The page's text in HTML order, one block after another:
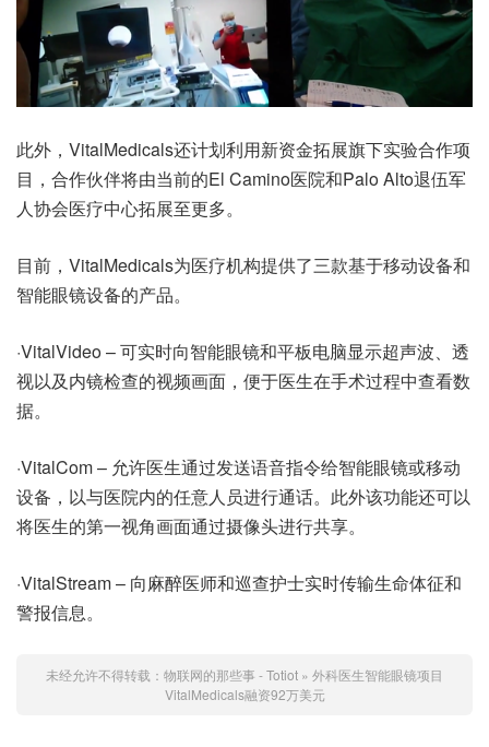
此外，VitalMedicals还计划利用新资金拓展旗下实验合作项
目，合作伙伴将由当前的El Camino医院和Palo Alto退伍军
人协会医疗中心拓展至更多。
目前，VitalMedicals为医疗机构提供了三款基于移动设备和
智能眼镜设备的产品。
·VitalVideo – 可实时向智能眼镜和平板电脑显示超声波、透
视以及内镜检查的视频画面，便于医生在手术过程中查看数
据。
·VitalCom – 允许医生通过发送语音指令给智能眼镜或移动
设备，以与医院内的任意人员进行通话。此外该功能还可以
将医生的第一视角画面通过摄像头进行共享。
·VitalStream – 向麻醉医师和巡查护士实时传输生命体征和
警报信息。
未经允许不得转载： 物联网的那些事 - Totiot » 外科医生智能眼镜项目
VitalMedicals融资92万美元